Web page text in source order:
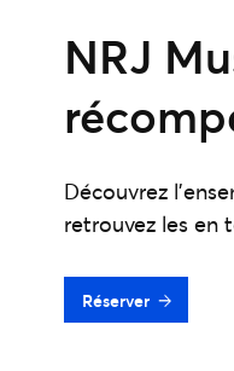
NRJ
Découvrez
retrouvez les en
Réserver